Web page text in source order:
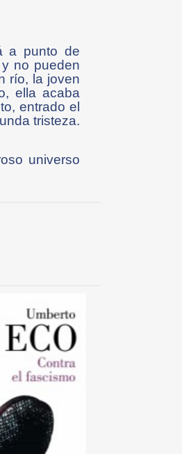
a punto de
no pueden
río, la joven
ella acaba
entrado el
tristeza.
universo